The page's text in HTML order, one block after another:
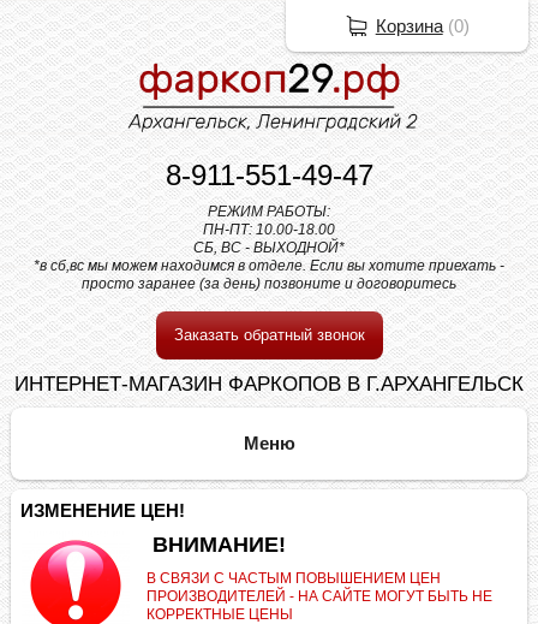
8-911-551-49-47
РЕЖИМ РАБОТЫ:
ПН-ПТ: 10.00-18.00
СБ, ВС - ВЫХОДНОЙ*
*в сб,вс мы можем находимся в отделе. Если вы хотите приехать -
просто заранее (за день) позвоните и договоритесь
Заказать обратный звонок
ИНТЕРНЕТ-МАГАЗИН ФАРКОПОВ В Г.АРХАНГЕЛЬСК
ИЗМЕНЕНИЕ ЦЕН!
ВНИМАНИЕ!
В СВЯЗИ С ЧАСТЫМ ПОВЫШЕНИЕМ ЦЕН
ПРОИЗВОДИТЕЛЕЙ - НА САЙТЕ МОГУТ БЫТЬ НЕ
КОРРЕКТНЫЕ ЦЕНЫ
Корзина(0)